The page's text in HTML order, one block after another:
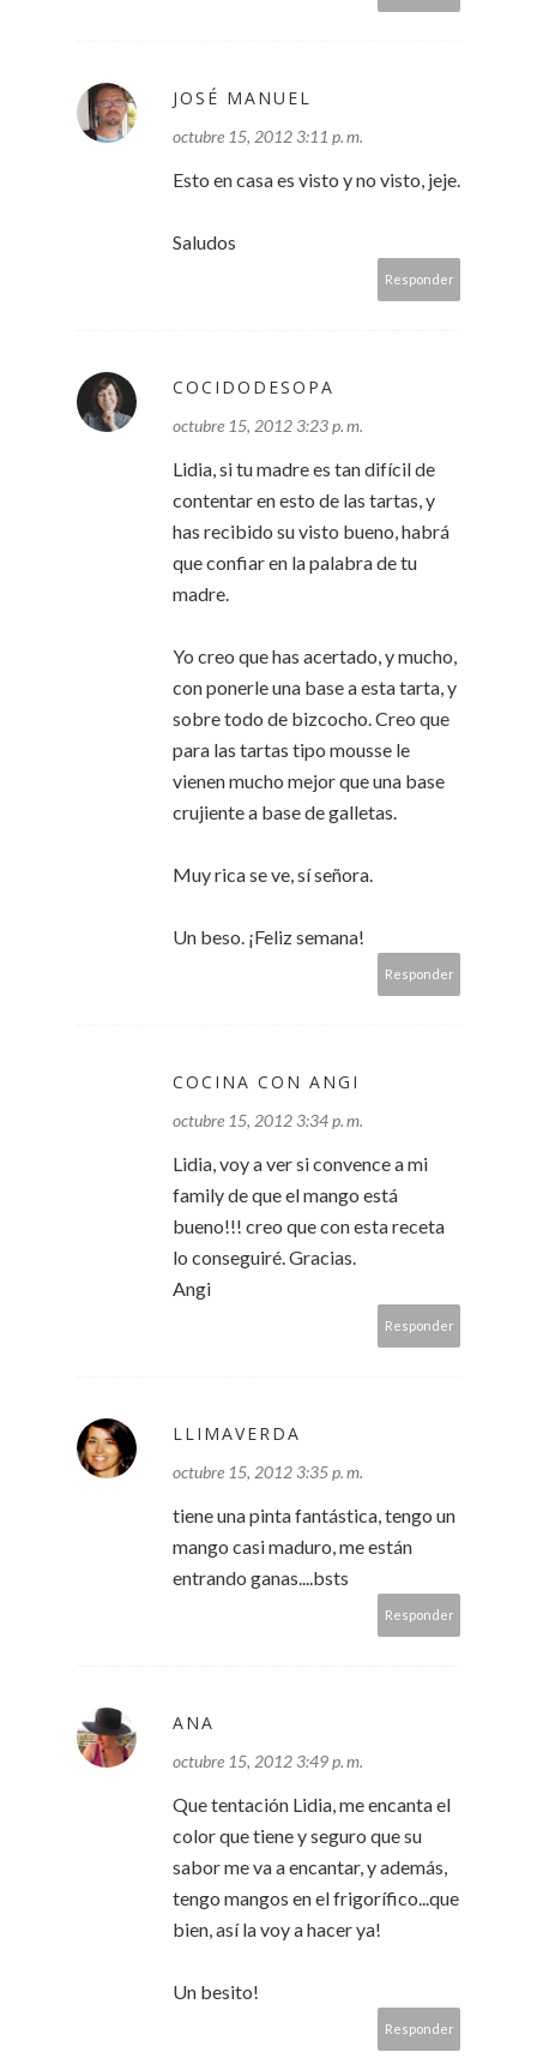
JOSÉ MANUEL
octubre 15, 2012 3:11 p. m.
Esto en casa es visto y no visto, jeje.
Saludos
Responder
COCIDODESOPA
octubre 15, 2012 3:23 p. m.
Lidia, si tu madre es tan difícil de
contentar en esto de las tartas, y
has recibido su visto bueno, habrá
que confiar en la palabra de tu
madre.
Yo creo que has acertado, y mucho,
con ponerle una base a esta tarta, y
sobre todo de bizcocho. Creo que
para las tartas tipo mousse le
vienen mucho mejor que una base
crujiente a base de galletas.
Muy rica se ve, sí señora.
Un beso. ¡Feliz semana!
Responder
COCINA CON ANGI
octubre 15, 2012 3:34 p. m.
Lidia, voy a ver si convence a mi
family de que el mango está
bueno!!! creo que con esta receta
lo conseguiré. Gracias.
Angi
Responder
LLIMAVERDA
octubre 15, 2012 3:35 p. m.
tiene una pinta fantástica, tengo un
mango casi maduro, me están
entrando ganas....bsts
Responder
ANA
octubre 15, 2012 3:49 p. m.
Que tentación Lidia, me encanta el
color que tiene y seguro que su
sabor me va a encantar, y además,
tengo mangos en el frigorífico...que
bien, así la voy a hacer ya!
Un besito!
Responder